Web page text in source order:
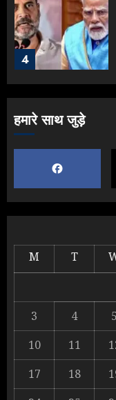
4
1
2
हमारे साथ जुड़े
M T
3
4 5
10
11
17
18